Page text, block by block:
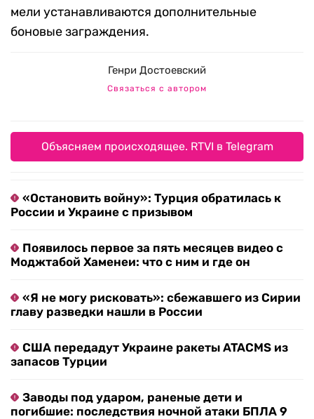
мели устанавливаются дополнительные
боновые заграждения.
Генри Достоевский
Связаться с автором
Объясняем происходящее. RTVI в Telegram
«Остановить войну»: Турция обратилась к
России и Украине с призывом
Появилось первое за пять месяцев видео с
Моджтабой Хаменеи: что с ним и где он
«Я не могу рисковать»: сбежавшего из Сирии
главу разведки нашли в России
США передадут Украине ракеты ATACMS из
запасов Турции
Заводы под ударом, раненые дети и
погибшие: последствия ночной атаки БПЛА 9